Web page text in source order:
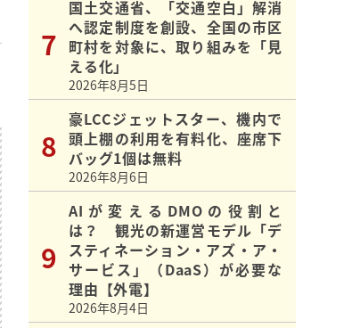
国土交通省、「交通空白」解消
へ認定制度を創設、全国の市区
町村を対象に、取り組みを「見
える化」
2026年8月5日
豪LCCジェットスター、機内で
頭上棚の利用を有料化、座席下
バッグ1個は無料
2026年8月6日
AIが変えるDMOの役割と
は？ 観光の新運営モデル「デ
スティネーション・アズ・ア・
サービス」（DaaS）が必要な
理由【外電】
2026年8月4日